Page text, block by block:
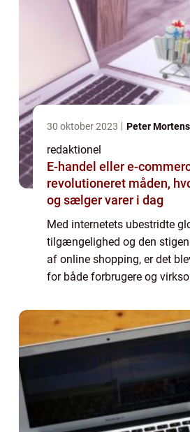
30 oktober 2023 Peter
redaktionel
E-handel eller e-
revolutioneret måden,
og sælger varer i dag
Med internetets ubestridte
tilgængelighed og den
af online shopping, er det
for både forbrugere og
moderne verden. Denne
omfat...